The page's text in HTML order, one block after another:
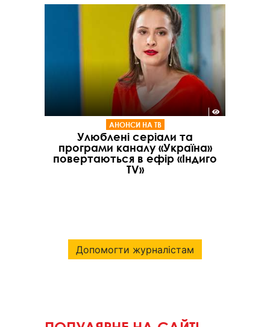
АНОНСИ НА ТВ
Улюблені серіали та
програми каналу «Україна»
повертаються в ефір «Індиго
TV»
Допомогти журналістам